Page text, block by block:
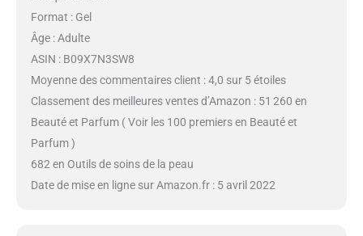
Format : Gel
Âge : Adulte
ASIN : B09X7N3SW8
Moyenne des commentaires client : 4,0 sur 5 étoiles
Classement des meilleures ventes d’Amazon : 51 260 en
Beauté et Parfum ( Voir les 100 premiers en Beauté et
Parfum )
682 en Outils de soins de la peau
Date de mise en ligne sur Amazon.fr : 5 avril 2022